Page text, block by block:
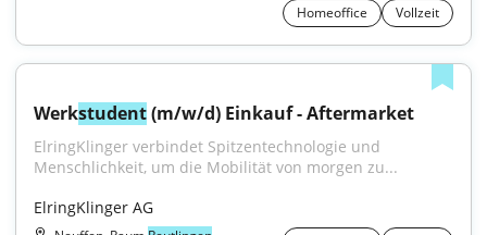
Homeoffice
Vollzeit
Werkstudent (m/w/d) Einkauf - Aftermarket
ElringKlinger verbindet Spitzentechnologie und
Menschlichkeit, um die Mobilität von morgen zu...
ElringKlinger AG